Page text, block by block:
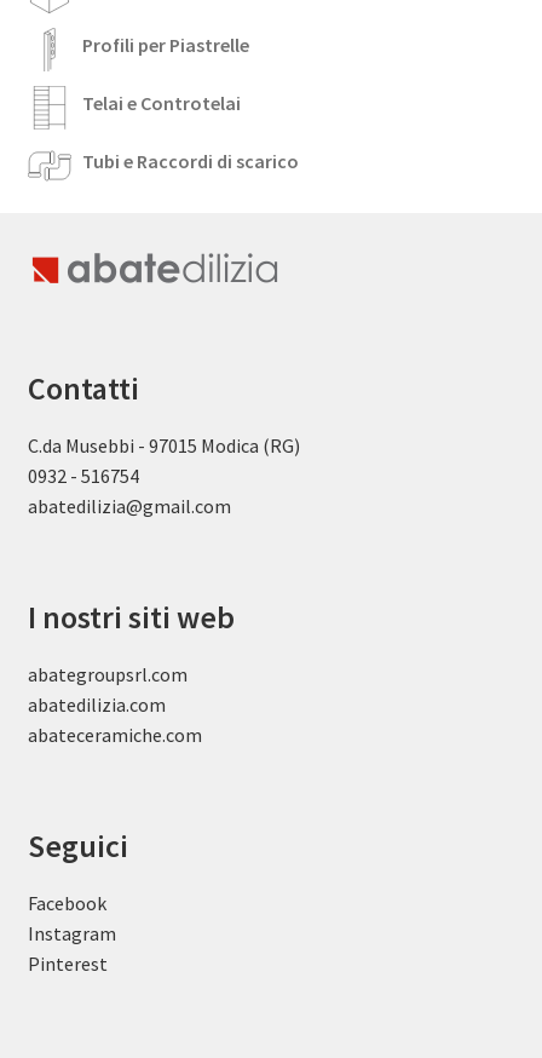
Profili per Piastrelle
Telai e Controtelai
Tubi e Raccordi di scarico
Contatti
C.da Musebbi - 97015 Modica (RG)
0932 - 516754
abatedilizia@gmail.com
I nostri siti web
abategroupsrl.com
abatedilizia.com
abateceramiche.com
Seguici
Facebook
Instagram
Pinterest